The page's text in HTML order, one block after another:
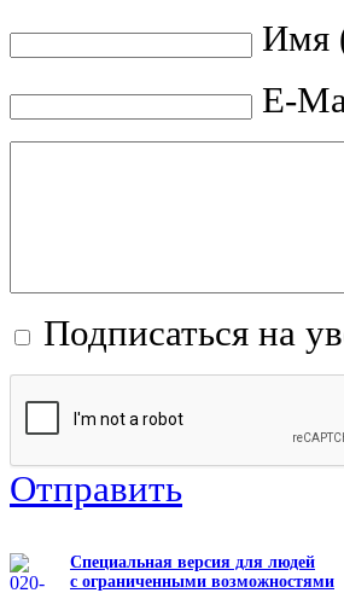
Имя
E-
Подписаться на
Отправить
Специальная версия для людей
с ограниченными возможностями